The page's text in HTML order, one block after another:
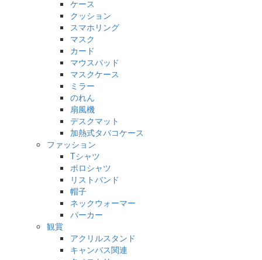
ケース
クッション
スマホリング
マスク
カード
マウスパッド
マスクケース
ミラー
のれん
扇風機
デスクマット
加熱式タバコケース
ファッション
Tシャツ
ポロシャツ
リストバンド
帽子
ネックウォーマー
パーカー
観賞
アクリルスタンド
キャンバス関連